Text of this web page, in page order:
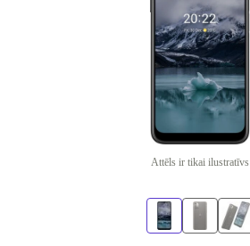
Attēls ir tikai ilustratīvs